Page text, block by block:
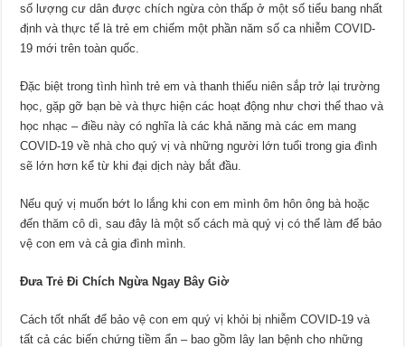
số lượng cư dân được chích ngừa còn thấp ở một số tiểu bang nhất
định và thực tế là trẻ em chiếm một phần năm số ca nhiễm COVID-
19 mới trên toàn quốc.
Đặc biệt trong tình hình trẻ em và thanh thiếu niên sắp trở lại trường
học, gặp gỡ bạn bè và thực hiện các hoạt động như chơi thể thao và
học nhạc – điều này có nghĩa là các khả năng mà các em mang
COVID-19 về nhà cho quý vị và những người lớn tuổi trong gia đình
sẽ lớn hơn kể từ khi đại dịch này bắt đầu.
Nếu quý vị muốn bớt lo lắng khi con em mình ôm hôn ông bà hoặc
đến thăm cô dì, sau đây là một số cách mà quý vị có thể làm để bảo
vệ con em và cả gia đình mình.
Đưa Trẻ Đi Chích Ngừa Ngay Bây Giờ
Cách tốt nhất để bảo vệ con em quý vị khỏi bị nhiễm COVID-19 và
tất cả các biến chứng tiềm ẩn – bao gồm lây lan bệnh cho những